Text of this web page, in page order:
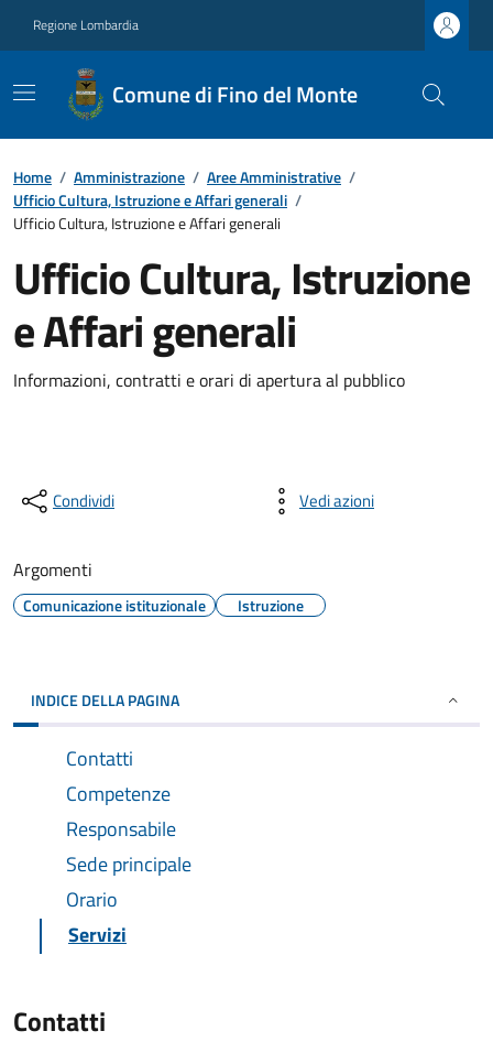
Regione Lombardia
Comune di Fino del Monte
Home / Amministrazione / Aree Amministrative /
Ufficio Cultura, Istruzione e Affari generali /
Ufficio Cultura, Istruzione e Affari generali
Ufficio Cultura, Istruzione
e Affari generali
Informazioni, contratti e orari di apertura al pubblico
Condividi Vedi azioni
Argomenti
Comunicazione istituzionale Istruzione
INDICE DELLA PAGINA
Contatti
Competenze
Responsabile
Sede principale
Orario
Servizi
Contatti